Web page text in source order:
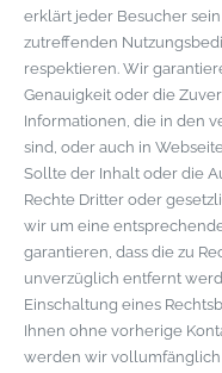
erklärt jeder Besucher
zutreffenden
respektieren. Wir
Genauigkeit oder die
Informationen, die in den
sind, oder auch in
Sollte der Inhalt oder die
Rechte Dritter oder
wir um eine
garantieren, dass die zu
unverzüglich entfernt
Einschaltung eines
Ihnen ohne vorherige
werden wir vollumfänglich